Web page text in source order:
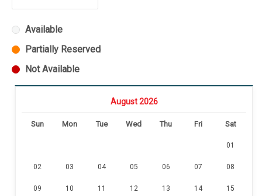
Available
Partially Reserved
Not Available
August 2026
Sun Mon Tue Wed Thu Fri Sat
01
02 03 04 05 06 07 08
09 10 11 12 13 14 15